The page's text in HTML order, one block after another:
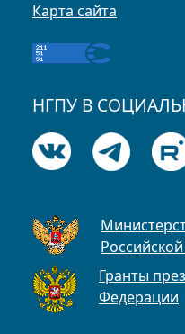
Карта сайта
НГПУ В
Гранты
Федерации